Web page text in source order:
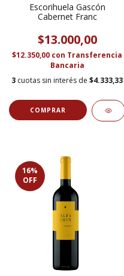
Escorihuela Gascón
Cabernet Franc
$13.000,00
$12.350,00 con Transferencia
Bancaria
3 cuotas sin interés de $4.333,33
16%
OFF